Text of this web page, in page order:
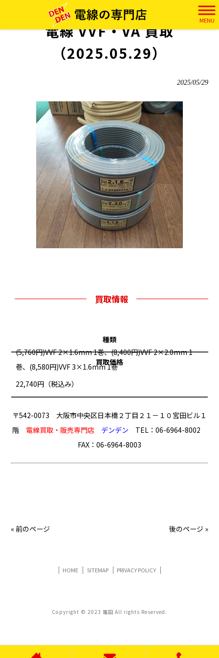
MENU
> 実績 電線 VVF・VA 買取（2025.05.29）
電線 VVF・VA 買取
（2025.05.29）
2025/05/29
買取情報
種類
(5,760円)VVF 2×1.6mm 1巻、(8,400円)VVF 2×2.0mm 1
巻、(8,580円)VVF 3×1.6mm 1巻
買取価格
22,740円（税込み）
〒542-0073 大阪市中央区日本橋２丁目２１－１０宮田ビル１
階 電線買取・販売専門店 デンデン TEL：06-6964-8002
FAX：06-6964-8003
« 前のページ 後のページ »
HOME SITEMAP PRIVACY POLICY
Copyright © 2023 電田 All rights Reserved.